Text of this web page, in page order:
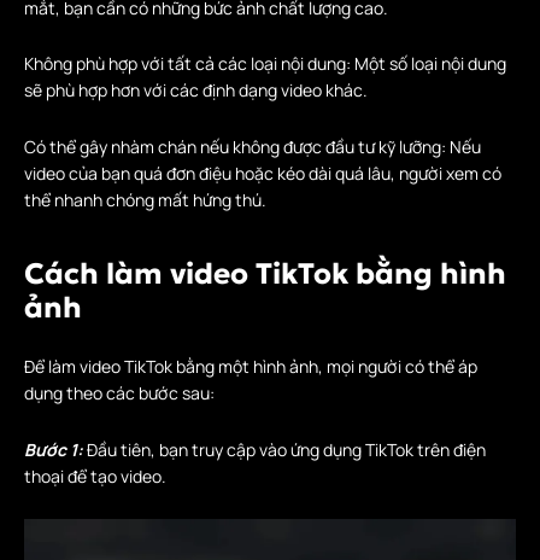
mắt, bạn cần có những bức ảnh chất lượng cao.
Không phù hợp với tất cả các loại nội dung: Một số loại nội dung
sẽ phù hợp hơn với các định dạng video khác.
Có thể gây nhàm chán nếu không được đầu tư kỹ lưỡng: Nếu
video của bạn quá đơn điệu hoặc kéo dài quá lâu, người xem có
thể nhanh chóng mất hứng thú.
Cách làm video TikTok bằng hình
ảnh
Để làm video TikTok bằng một hình ảnh, mọi người có thể áp
dụng theo các bước sau:
Bước 1:Đầu tiên, bạn truy cập vào ứng dụng TikTok trên điện
thoại để tạo video.